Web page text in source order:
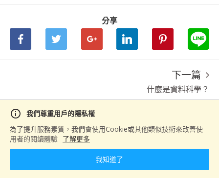
info
我們尊重用戶的隱私權
為了提升服務素質，我們會使用Cookie或其他類似技術來改善使
用者的閱讀體驗 了解更多
我知道了
分享
下一篇
什麼是資料科學？